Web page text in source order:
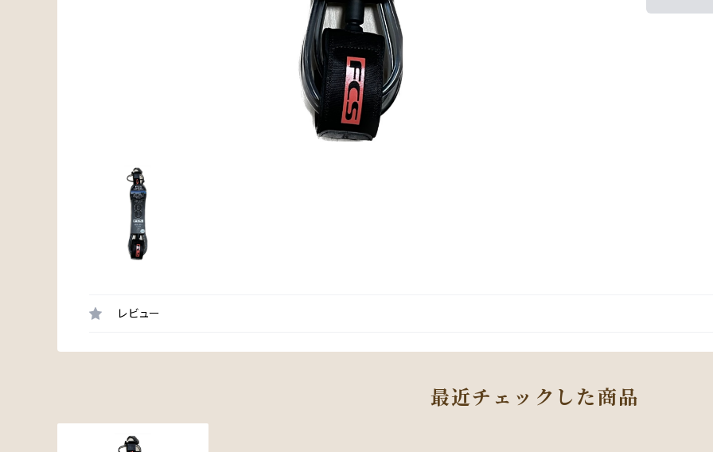
レビュー
最近チェックした商品